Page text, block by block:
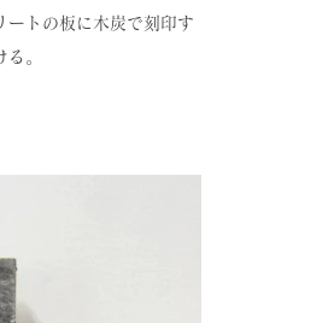
ートの板に木炭で刻印す
。